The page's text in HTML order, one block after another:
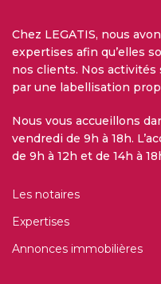
Chez LEGATIS, nous
expertises afin qu’elles
nos clients. Nos
par une labellisation
Nous vous accueillons
vendredi de 9h à 18h.
de 9h à 12h et de 14h à
Les notaires
Expertises
Annonces immobilières